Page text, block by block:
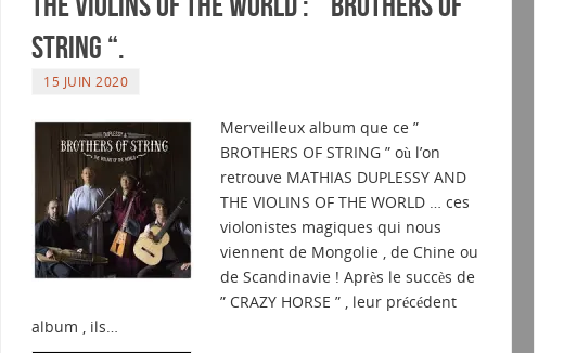
string “.
15 JUIN 2020
Merveilleux album que ce ”
BROTHERS OF STRING ” où l’on
retrouve MATHIAS DUPLESSY AND
THE VIOLINS OF THE WORLD … ces
violonistes magiques qui nous
viennent de Mongolie , de Chine ou
de Scandinavie ! Après le succès de
” CRAZY HORSE ” , leur précédent
album , ils…